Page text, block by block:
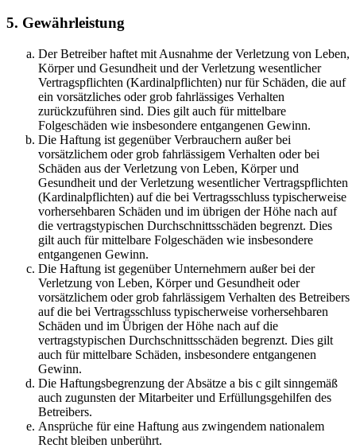
5. Gewährleistung
Der Betreiber haftet mit Ausnahme der Verletzung von Leben,
Körper und Gesundheit und der Verletzung wesentlicher
Vertragspflichten (Kardinalpflichten) nur für Schäden, die auf
ein vorsätzliches oder grob fahrlässiges Verhalten
zurückzuführen sind. Dies gilt auch für mittelbare
Folgeschäden wie insbesondere entgangenen Gewinn.
Die Haftung ist gegenüber Verbrauchern außer bei
vorsätzlichem oder grob fahrlässigem Verhalten oder bei
Schäden aus der Verletzung von Leben, Körper und
Gesundheit und der Verletzung wesentlicher Vertragspflichten
(Kardinalpflichten) auf die bei Vertragsschluss typischerweise
vorhersehbaren Schäden und im übrigen der Höhe nach auf
die vertragstypischen Durchschnittsschäden begrenzt. Dies
gilt auch für mittelbare Folgeschäden wie insbesondere
entgangenen Gewinn.
Die Haftung ist gegenüber Unternehmern außer bei der
Verletzung von Leben, Körper und Gesundheit oder
vorsätzlichem oder grob fahrlässigem Verhalten des Betreibers
auf die bei Vertragsschluss typischerweise vorhersehbaren
Schäden und im Übrigen der Höhe nach auf die
vertragstypischen Durchschnittsschäden begrenzt. Dies gilt
auch für mittelbare Schäden, insbesondere entgangenen
Gewinn.
Die Haftungsbegrenzung der Absätze a bis c gilt sinngemäß
auch zugunsten der Mitarbeiter und Erfüllungsgehilfen des
Betreibers.
Ansprüche für eine Haftung aus zwingendem nationalem
Recht bleiben unberührt.